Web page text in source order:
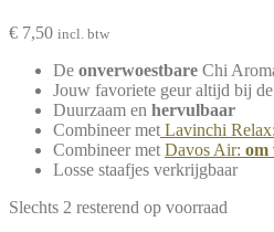
€ 7,50 incl. btw
De onverwoestbare Chi
Jouw favoriete geur altijd bij
Duurzaam en hervulbaar
Combineer met Lavinchi Relax:
Combineer met Davos Air: om
Losse staafjes verkrijgbaar
Slechts 2 resterend op voorraad